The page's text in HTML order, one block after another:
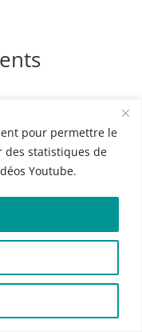
pour permettre le
statistiques de
Youtube.